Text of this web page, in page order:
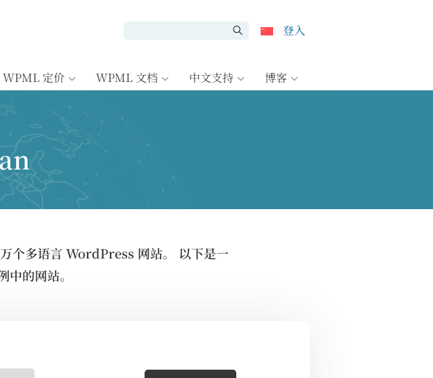
登入
WPML 定价 WPML 文档 中文支持 博客
个多语言 WordPress 网站。 以下是一
的网站。